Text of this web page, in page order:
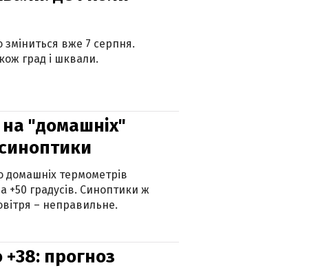
зміниться вже 7 серпня.
град і шквали.
на "домашніх"
термометрів
+50 градусів. Синоптики ж
– неправильне.
+38: прогноз